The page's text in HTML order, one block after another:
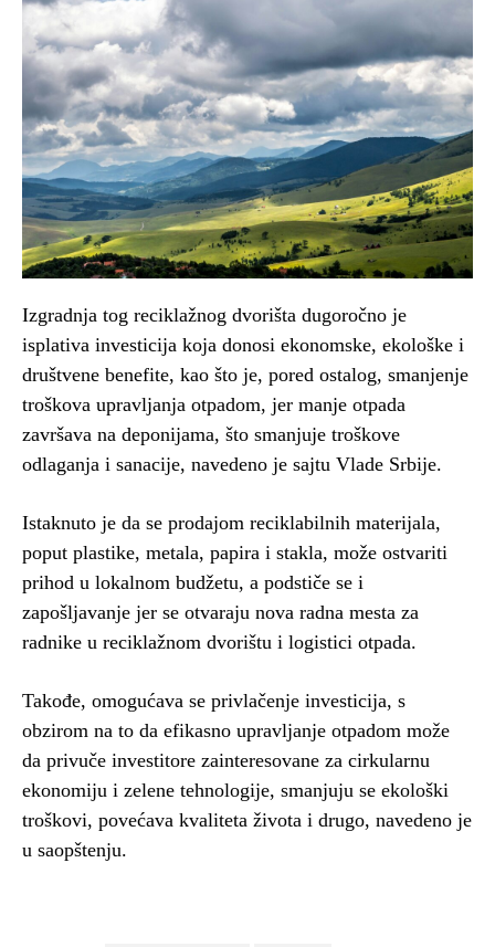
Izgradnja tog reciklažnog dvorišta dugoročno je
isplativa investicija koja donosi ekonomske, ekološke i
društvene benefite, kao što je, pored ostalog, smanjenje
troškova upravljanja otpadom, jer manje otpada
završava na deponijama, što smanjuje troškove
odlaganja i sanacije, navedeno je sajtu Vlade Srbije.
Istaknuto je da se prodajom reciklabilnih materijala,
poput plastike, metala, papira i stakla, može ostvariti
prihod u lokalnom budžetu, a podstiče se i
zapošljavanje jer se otvaraju nova radna mesta za
radnike u reciklažnom dvorištu i logistici otpada.
Takođe, omogućava se privlačenje investicija, s
obzirom na to da efikasno upravljanje otpadom može
da privuče investitore zainteresovane za cirkularnu
ekonomiju i zelene tehnologije, smanjuju se ekološki
troškovi, povećava kvaliteta života i drugo, navedeno je
u saopštenju.